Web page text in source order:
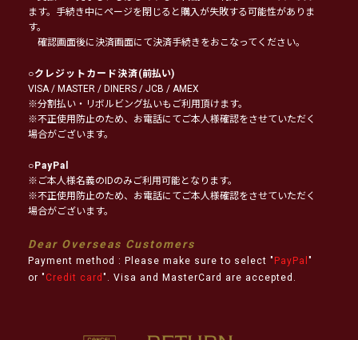
ます。手続き中にページを閉じると購入が失敗する可能性がありま
す。
確認画面後に決済画面にて決済手続きをおこなってください。
○クレジットカード決済(前払い)
VISA / MASTER / DINERS / JCB / AMEX
※分割払い・リボルビング払いもご利用頂けます。
※不正使用防止のため、お電話にてご本人様確認をさせていただく
場合がございます。
○PayPal
※ご本人様名義のIDのみご利用可能となります。
※不正使用防止のため、お電話にてご本人様確認をさせていただく
場合がございます。
Dear Overseas Customers
Payment method : Please make sure to select " PayPal "
or " Credit card ". Visa and MasterCard are accepted.